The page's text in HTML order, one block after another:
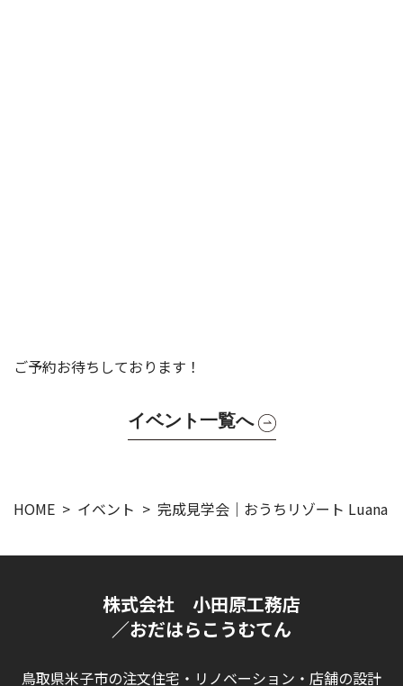
ご予約お待ちしております！
イベント一覧へ
HOME イベント 完成見学会｜おうちリゾート Luana
株式会社 小田原工務店
／おだはらこうむてん
鳥取県米子市の注文住宅・リノベーション・店舗の設計